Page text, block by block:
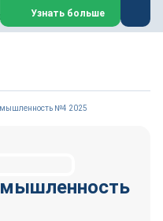
паровых турбин
газовых и паровых
ТЭС,
Узнать больше
№4 2025